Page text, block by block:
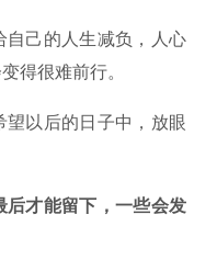
己的人生减负，人心
得很难前行。
以后的日子中，放眼
后才能留下，一些会发